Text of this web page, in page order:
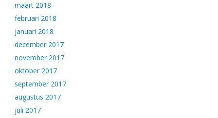
maart 2018
februari 2018
januari 2018
december 2017
november 2017
oktober 2017
september 2017
augustus 2017
juli 2017